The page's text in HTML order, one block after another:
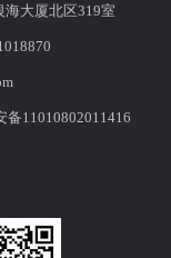
大厦北区319室
备11010802011416